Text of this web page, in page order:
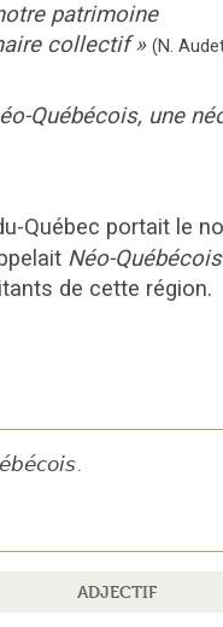
patrimoine
collectif » (N.
Québécois, une
Québec portait le
Néo-Québécois
de cette région.
.
ADJECTIF